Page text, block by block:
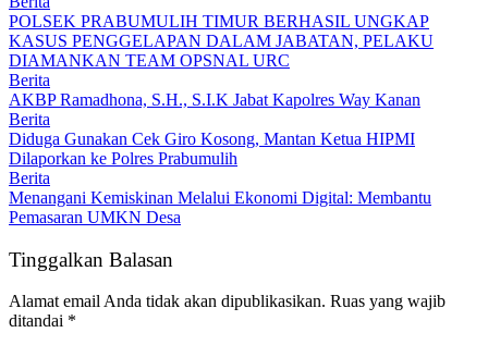
POLSEK PRABUMULIH TIMUR BERHASIL UNGKAP
KASUS PENGGELAPAN DALAM JABATAN, PELAKU
DIAMANKAN TEAM OPSNAL URC
Berita
AKBP Ramadhona, S.H., S.I.K Jabat Kapolres Way Kanan
Berita
Diduga Gunakan Cek Giro Kosong, Mantan Ketua HIPMI
Dilaporkan ke Polres Prabumulih
Berita
Menangani Kemiskinan Melalui Ekonomi Digital: Membantu
Pemasaran UMKN Desa
Tinggalkan Balasan
Alamat email Anda tidak akan dipublikasikan. Ruas yang wajib
ditandai *